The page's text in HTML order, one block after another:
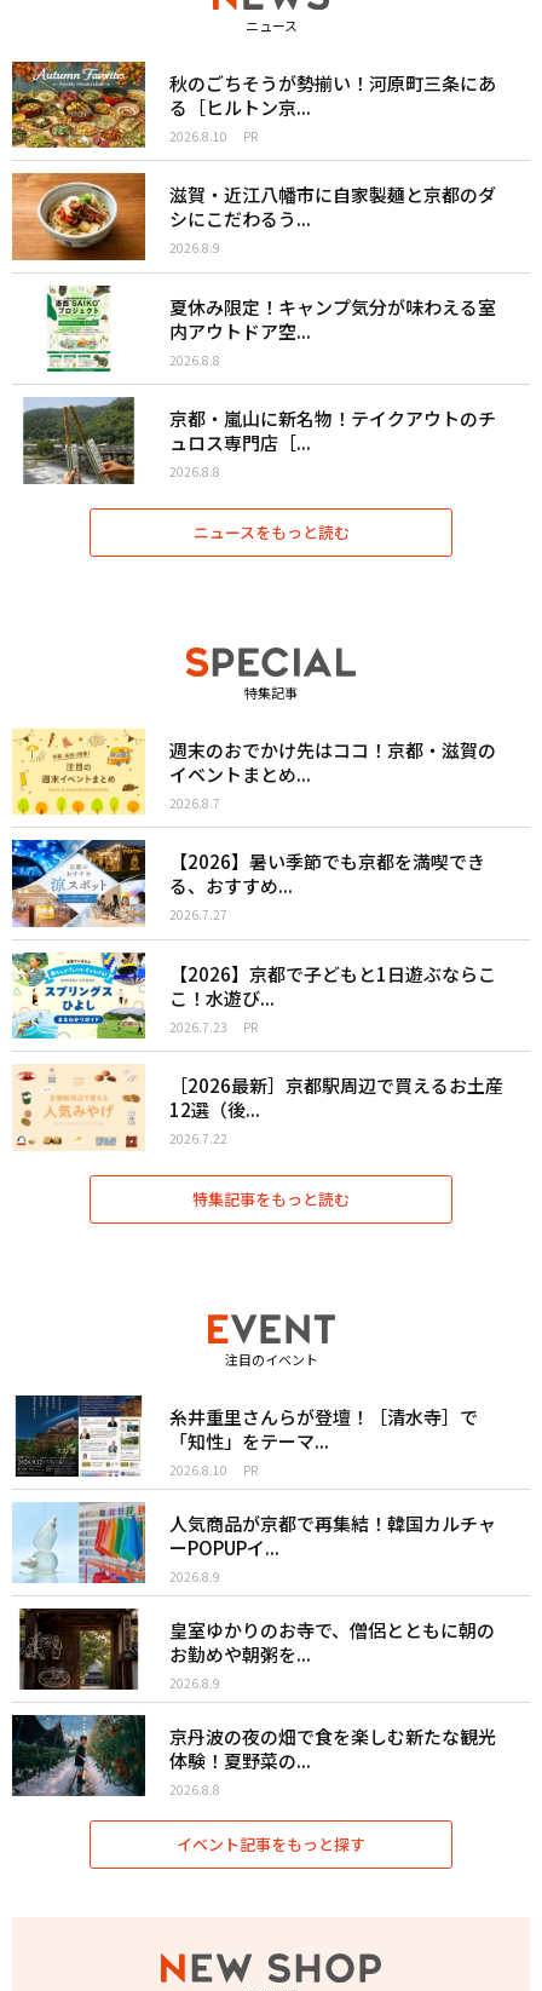
ニュース
秋のごちそうが勢揃い！河原町三条にあ
る［ヒルトン京...
2026.8.10 PR
滋賀・近江八幡市に自家製麺と京都のダ
シにこだわるう...
2026.8.9
夏休み限定！キャンプ気分が味わえる室
内アウトドア空...
2026.8.8
京都・嵐山に新名物！テイクアウトのチ
ュロス専門店［...
2026.8.8
ニュースをもっと読む
特集記事
週末のおでかけ先はココ！京都・滋賀の
イベントまとめ...
2026.8.7
【2026】暑い季節でも京都を満喫でき
る、おすすめ...
2026.7.27
【2026】京都で子どもと1日遊ぶならこ
こ！水遊び...
2026.7.23 PR
［2026最新］京都駅周辺で買えるお土産
12選（後...
2026.7.22
特集記事をもっと読む
注目のイベント
糸井重里さんらが登壇！［清水寺］で
「知性」をテーマ...
2026.8.10 PR
人気商品が京都で再集結！韓国カルチャ
ーPOPUPイ...
2026.8.9
皇室ゆかりのお寺で、僧侶とともに朝の
お勤めや朝粥を...
2026.8.9
京丹波の夜の畑で食を楽しむ新たな観光
体験！夏野菜の...
2026.8.8
イベント記事をもっと探す